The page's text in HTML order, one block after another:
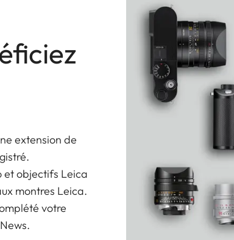
extension de
et objectifs Leica
montres Leica.
votre